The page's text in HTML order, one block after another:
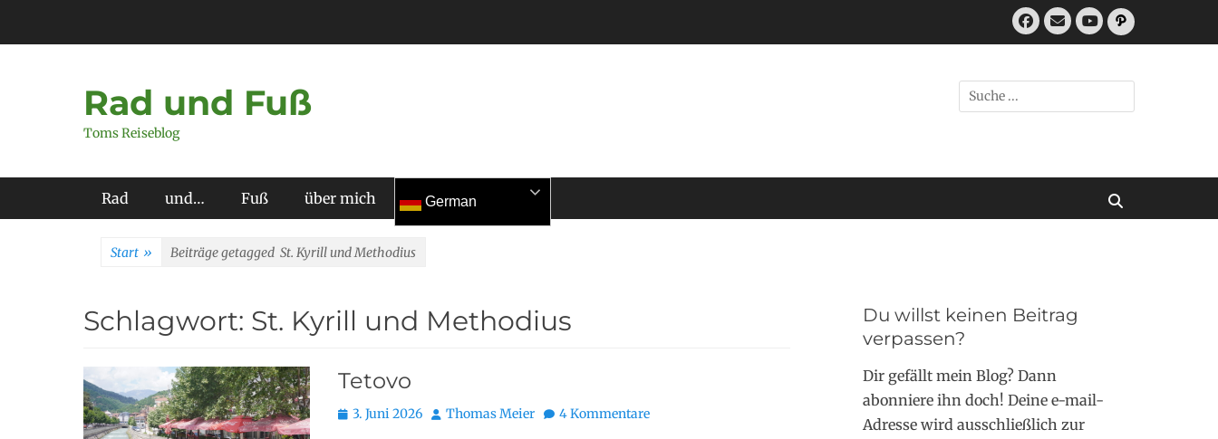
Facebook
E-
MailYouTube
Pfad
Rad und Fuß
Toms Reiseblog
Suchen
nach:
Primäres Menü
Rad und… Fuß über mich German
Start » Beiträge getagged St. Kyrill und Methodius
Schlagwort: St. Kyrill und Methodius
Tetovo
Posted
3. Juni 2026 Autor
Thomas Meier 4 Kommentare
Du willst keinen Beitrag
verpassen?
Dir gefällt mein Blog? Dann
abonniere ihn doch! Deine e-mail-
Adresse wird ausschließlich zur